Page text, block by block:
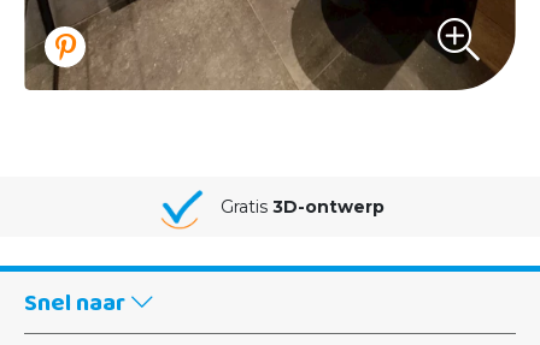
Gratis 3D-ontwerp
Snel naar